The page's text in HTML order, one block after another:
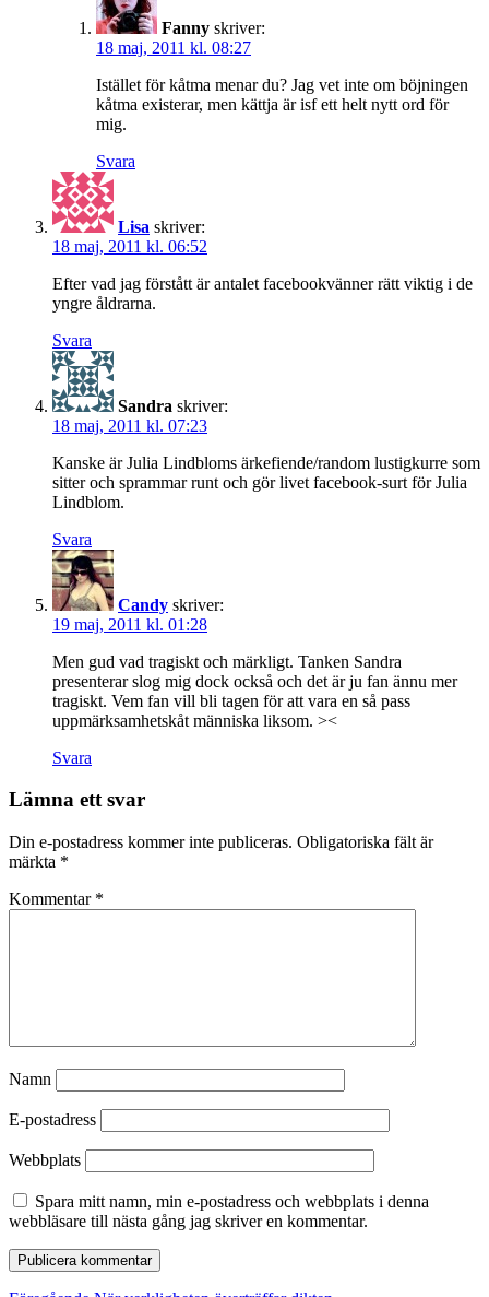
Fanny skriver:
18 maj, 2011 kl. 08:27
Istället för kåtma menar du? Jag vet inte om böjningen
kåtma existerar, men kättja är isf ett helt nytt ord för
mig.
Svara
Lisa skriver:
18 maj, 2011 kl. 06:52
Efter vad jag förstått är antalet facebookvänner rätt viktig i de
yngre åldrarna.
Svara
Sandra skriver:
18 maj, 2011 kl. 07:23
Kanske är Julia Lindbloms ärkefiende/random lustigkurre som
sitter och sprammar runt och gör livet facebook-surt för Julia
Lindblom.
Svara
Candy skriver:
19 maj, 2011 kl. 01:28
Men gud vad tragiskt och märkligt. Tanken Sandra
presenterar slog mig dock också och det är ju fan ännu mer
tragiskt. Vem fan vill bli tagen för att vara en så pass
uppmärksamhetskåt människa liksom. ><
Svara
Lämna ett svar
Din e-postadress kommer inte publiceras. Obligatoriska fält är
märkta *
Kommentar *
Namn
E-postadress
Webbplats
Spara mitt namn, min e-postadress och webbplats i denna
webbläsare till nästa gång jag skriver en kommentar.